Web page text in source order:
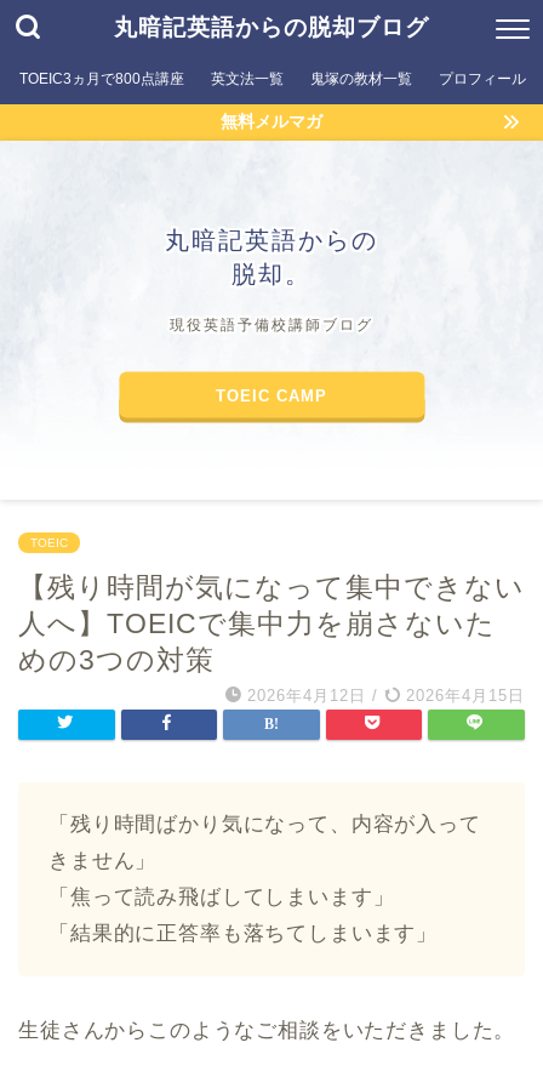
丸暗記英語からの脱却ブログ
TOEIC3ヵ月で800点講座 英文法一覧 鬼塚の教材一覧 プロフィール
無料メルマガ
丸暗記英語からの
脱却。
現役英語予備校講師ブログ
TOEIC CAMP
TOEIC
【残り時間が気になって集中できない
人へ】TOEICで集中力を崩さないた
めの3つの対策
2026年4月12日 / 2026年4月15日
「残り時間ばかり気になって、内容が入って
きません」
「焦って読み飛ばしてしまいます」
「結果的に正答率も落ちてしまいます」
生徒さんからこのようなご相談をいただきました。